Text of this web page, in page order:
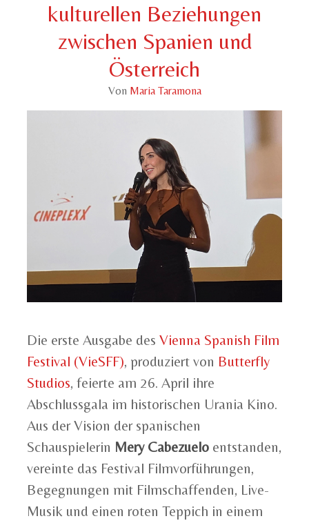
kulturellen Beziehungen
zwischen Spanien und
Österreich
Von Maria Taramona
Die erste Ausgabe des Vienna Spanish Film
Festival (VieSFF), produziert von Butterfly
Studios, feierte am 26. April ihre
Abschlussgala im historischen Urania Kino.
Aus der Vision der spanischen
Schauspielerin Mery Cabezuelo entstanden,
vereinte das Festival Filmvorführungen,
Begegnungen mit Filmschaffenden, Live-
Musik und einen roten Teppich in einem